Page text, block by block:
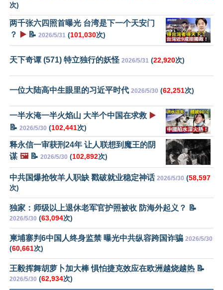
次)
两千张六四照首曝光 台湾是下一个天安门
？
▶️ 📝 2026/5/31 (101,030次)
天下奇谭 (571) 特立独行的妖怪 2026/5/31 (22,920次)
一位大陆高中生眼里的习近平时代 2026/5/30 (62,251次)
一半水淹一半火焰山 大半个中国在求救 ▶️
📝 2026/5/30 (102,441次)
释永信一审获刑24年 让人联想到魔王的阴
谋 🖼️📝 2026/5/30 (102,892次)
中共国爆抢牧羊人职缺 戳破就业稳定神话 2026/5/30 (58,597
次)
独家：师级以上退休老军官护照被收 防海外起义？ 📝
2026/5/30 (63,094次)
柬埔寨判6中国人终身监禁 曝光中共纵容跨国诈骗 2026/5/30
(60,661次)
王毅挥舞胡萝卜加大棒 惧怕捷克效应在欧洲越烧越热 📝
2026/5/30 (62,934次)